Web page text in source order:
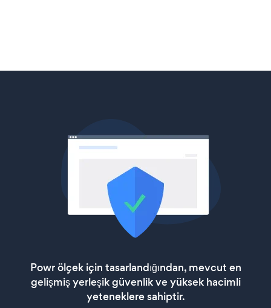
Powr ölçek için tasarlandığından, mevcut en
gelişmiş yerleşik güvenlik ve yüksek hacimli
yeteneklere sahiptir.